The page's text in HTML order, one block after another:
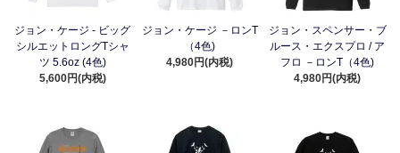
ジョン・ケージ - ビッグ
シルエットロングTシャ
ツ 5.6oz (4色)
5,600円(内税)
ジョン・ケージ －ロンT
（4色)
4,980円(内税)
ジョン・スペンサー・ブ
ルース・エクスプロ / ア
フロ －ロンT（4色)
4,980円(内税)